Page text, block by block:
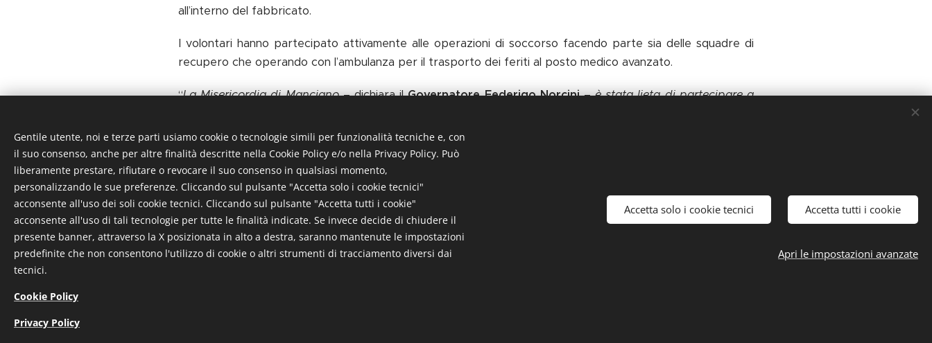
all’interno del fabbricato.
I volontari hanno partecipato attivamente alle operazioni di soccorso facendo parte sia delle squadre di
recupero che operando con l’ambulanza per il trasporto dei feriti al posto medico avanzato.
“La Misericordia di Manciano– dichiara ilGovernatore Federigo Norcini–è stata lieta di partecipare a
sul campo, evidenziandone i punti di forza e le criticità, così da perfezionare sempre più le operazioni di
soccorso in campo sanitario.”
L’attività esercitativa ha visto il coinvolgimento di circa 800 studenti, 45 dei quali classificati come codici
giallo-rosso ed altri come codici verdi. Per quanto concerne il personale soccorritore, invece, erano
presenti 120 volontari oltre al personale sanitario medico e infermieristico.
Gentile utente, noi e terze parti usiamo cookie o tecnologie simili per funzionalità tecniche e, con
il suo consenso, anche per altre finalità descritte nella Cookie Policy e/o nella Privacy Policy. Può
liberamente prestare, rifiutare o revocare il suo consenso in qualsiasi momento,
personalizzando le sue preferenze. Cliccando sul pulsante "Accetta solo i cookie tecnici"
acconsente all'uso dei soli cookie tecnici. Cliccando sul pulsante "Accetta tutti i cookie"
acconsente all'uso di tali tecnologie per tutte le finalità indicate. Se invece decide di chiudere il
presente banner, attraverso la X posizionata in alto a destra, saranno mantenute le impostazioni
predefinite che non consentono l'utilizzo di cookie o altri strumenti di tracciamento diversi dai
tecnici.
Cookie Policy
Privacy Policy
Accetta solo i cookie tecnici Accetta tutti i cookie
Apri le impostazioni avanzate